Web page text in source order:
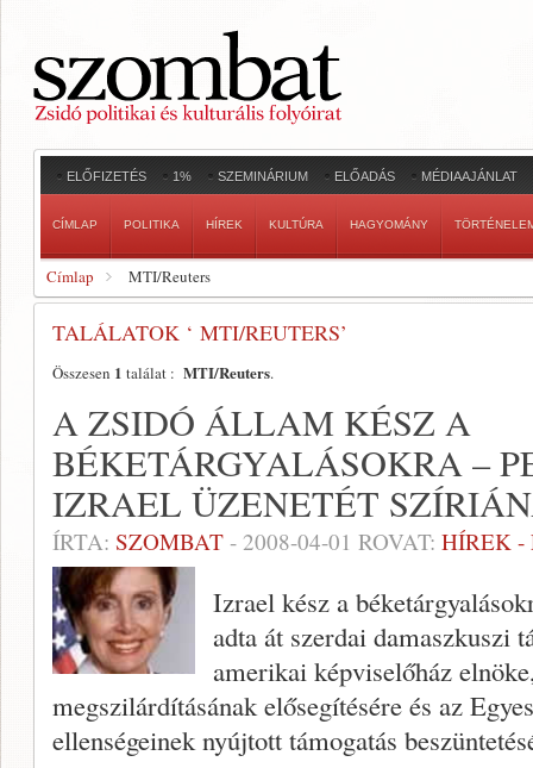
ELŐFIZETÉS 1% SZEMINÁRIUM ELŐADÁS MÉDIAAJÁNLAT
CÍMLAP POLITIKA HÍREK KULTÚRA HAGYOMÁNY
Címlap MTI/Reuters
TALÁLATOK ‘ MTI/REUTERS’
Összesen 1 találat : MTI/Reuters.
A ZSIDÓ ÁLLAM KÉSZ A
BÉKETÁRGYALÁSOKRA –
IZRAEL ÜZENETÉT
ÍRTA: SZOMBAT - 2008-04-01 ROVAT: HÍREK -
Izrael kész a
adta át szerdai damaszkuszi
amerikai képviselőház
megszilárdításának elősegítésére és az
ellenségeinek nyújtott támogatás